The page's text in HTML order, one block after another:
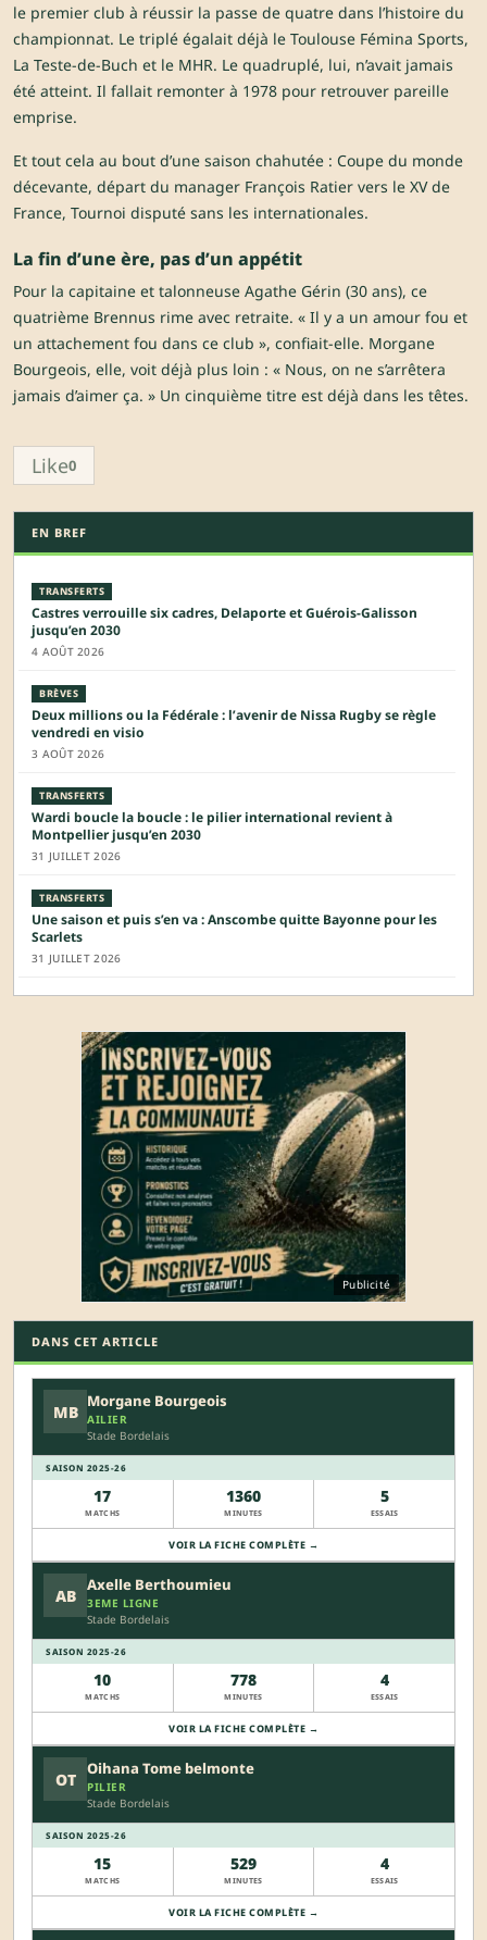
le premier club à réussir la passe de quatre dans l’histoire du
championnat. Le triplé égalait déjà le Toulouse Fémina Sports,
La Teste-de-Buch et le MHR. Le quadruplé, lui, n’avait jamais
été atteint. Il fallait remonter à 1978 pour retrouver pareille
emprise.
Et tout cela au bout d’une saison chahutée : Coupe du monde
décevante, départ du manager François Ratier vers le XV de
France, Tournoi disputé sans les internationales.
La fin d’une ère, pas d’un appétit
Pour la capitaine et talonneuse Agathe Gérin (30 ans), ce
quatrième Brennus rime avec retraite. « Il y a un amour fou et
un attachement fou dans ce club », confiait-elle. Morgane
Bourgeois, elle, voit déjà plus loin : « Nous, on ne s’arrêtera
jamais d’aimer ça. » Un cinquième titre est déjà dans les têtes.
Like0
EN BREF
TRANSFERTS
Castres verrouille six cadres, Delaporte et Guérois-Galisson
jusqu’en 2030
4 AOÛT 2026
BRÈVES
Deux millions ou la Fédérale : l’avenir de Nissa Rugby se règle
vendredi en visio
3 AOÛT 2026
TRANSFERTS
Wardi boucle la boucle : le pilier international revient à
Montpellier jusqu’en 2030
31 JUILLET 2026
TRANSFERTS
Une saison et puis s’en va : Anscombe quitte Bayonne pour les
Scarlets
31 JUILLET 2026
Publicité
DANS CET ARTICLE
MB
Morgane Bourgeois
AILIER
Stade Bordelais
SAISON 2025-26
17
MATCHS
1360
MINUTES
5
ESSAIS
VOIR LA FICHE COMPLÈTE →
AB
Axelle Berthoumieu
3EME LIGNE
Stade Bordelais
SAISON 2025-26
10
MATCHS
778
MINUTES
4
ESSAIS
VOIR LA FICHE COMPLÈTE →
OT
Oihana Tome belmonte
PILIER
Stade Bordelais
SAISON 2025-26
15
MATCHS
529
MINUTES
4
ESSAIS
VOIR LA FICHE COMPLÈTE →